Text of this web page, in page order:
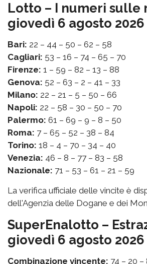
Lotto – I numeri sulle
giovedì 6 agosto 2026
Bari: 22 – 44 – 50 – 62 – 58
Cagliari: 53 – 16 – 74 – 65 – 70
Firenze: 1 – 59 – 82 – 13 – 88
Genova: 52 – 63 – 2 – 41 – 33
Milano: 22 – 21 – 5 – 50 – 66
Napoli: 22 – 58 – 30 – 50 – 70
Palermo: 61 – 69 – 9 – 8 – 50
Roma: 7 – 65 – 52 – 38 – 84
Torino: 18 – 4 – 70 – 34 – 40
Venezia: 46 – 8 – 77 – 83 – 58
Nazionale: 71 – 53 – 61 – 21 – 59
La verifica ufficiale delle vincite è
dell'Agenzia delle Dogane e dei
SuperEnalotto –
giovedì 6 agosto 2026
Combinazione vincente: 74 – 20 –